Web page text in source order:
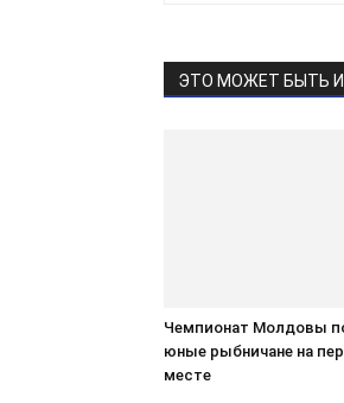
ЭТО МОЖЕТ БЫТЬ
Чемпионат Молдовы
юные рыбничане на
месте